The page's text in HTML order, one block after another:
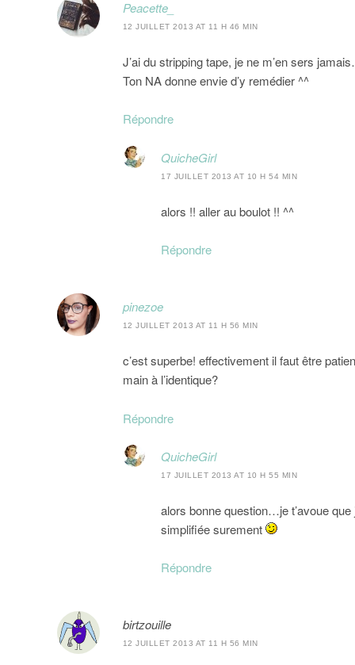
Peacette_
12 JUILLET 2013 AT 11 H 46 MIN
J’ai du stripping tape, je ne m’en sers
Ton NA donne envie d’y remédier ^^
Répondre
QuicheGirl
17 JUILLET 2013 AT 10 H 54 MIN
alors !! aller au boulot !! ^^
Répondre
pinezoe
12 JUILLET 2013 AT 11 H 56 MIN
c’est superbe! effectivement il faut être
main à l’identique?
Répondre
QuicheGirl
17 JUILLET 2013 AT 10 H 55 MIN
alors bonne question…je t’avoue
simplifiée surement
Répondre
birtzouille
12 JUILLET 2013 AT 11 H 56 MIN